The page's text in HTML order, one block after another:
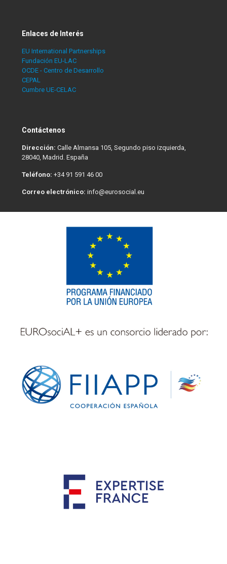
Enlaces de Interés
EU International Partnerships
Fundación EU-LAC
OCDE - Centro de Desarrollo
CEPAL
Cumbre UE-CELAC
Contáctenos
Dirección: Calle Almansa 105, Segundo piso izquierda,
28040, Madrid. España
Teléfono: +34 91 591 46 00
Correo electrónico: info@eurosocial.eu